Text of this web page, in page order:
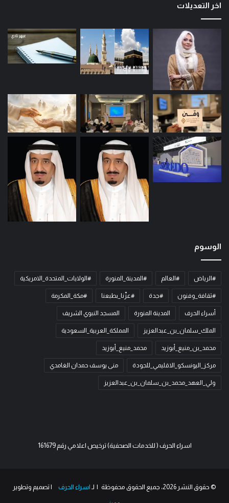
اخر التعديلات
الوسوم
#الرياض #العالم #المدينة_المنورة #الولايات_المتحدة_الامريكية
#ثقافة_وفنون #جدة #عزّنا_بطبعنا #مكة_المكرمة
أسراء الحرف المدينة المنورة المسجد النبوي الشريف
الملك_سلمان_بن_عبدالعزيز المملكة_العربية_السعودية
محمد_بن_منيع_أبوزيد محمد_منيع_أبوزيد
مركز_اليونسكو_الاقليمي_للجودة منى يوسف حمدان الغامدي
ولي_العهد_محمد_بن_سلمان_بن_عبدالعزيز
اسراء الحرف ( للخدمات الصحفية) ترخيص اعلامي رقم 161679
© حقوق النشر 2026، جميع الحقوق محفوظة | لـ اسراء الحرف | تصميم وتطوير